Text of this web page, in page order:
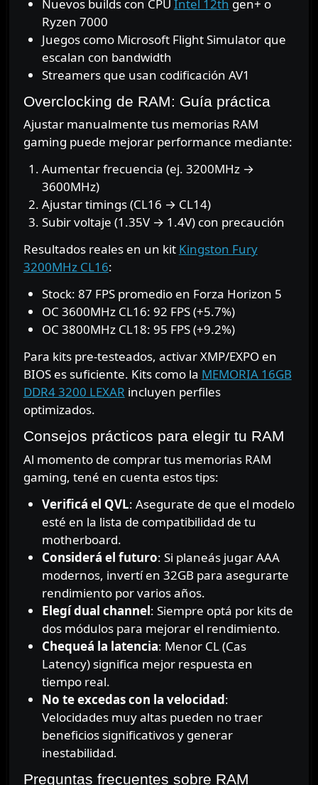
Nuevos builds con CPU Intel 12th gen+ o
Ryzen 7000
Juegos como Microsoft Flight Simulator que
escalan con bandwidth
Streamers que usan codificación AV1
Overclocking de RAM: Guía práctica
Ajustar manualmente tus memorias RAM
gaming puede mejorar performance mediante:
Aumentar frecuencia (ej. 3200MHz →
3600MHz)
Ajustar timings (CL16 → CL14)
Subir voltaje (1.35V → 1.4V) con precaución
Resultados reales en un kit Kingston Fury
3200MHz CL16:
Stock: 87 FPS promedio en Forza Horizon 5
OC 3600MHz CL16: 92 FPS (+5.7%)
OC 3800MHz CL18: 95 FPS (+9.2%)
Para kits pre-testeados, activar XMP/EXPO en
BIOS es suficiente. Kits como la MEMORIA 16GB
DDR4 3200 LEXAR incluyen perfiles
optimizados.
Consejos prácticos para elegir tu RAM
Al momento de comprar tus memorias RAM
gaming, tené en cuenta estos tips:
Verificá el QVL: Asegurate de que el modelo
esté en la lista de compatibilidad de tu
motherboard.
Considerá el futuro: Si planeás jugar AAA
modernos, invertí en 32GB para asegurarte
rendimiento por varios años.
Elegí dual channel: Siempre optá por kits de
dos módulos para mejorar el rendimiento.
Chequeá la latencia: Menor CL (Cas
Latency) significa mejor respuesta en
tiempo real.
No te excedas con la velocidad:
Velocidades muy altas pueden no traer
beneficios significativos y generar
inestabilidad.
Preguntas frecuentes sobre RAM